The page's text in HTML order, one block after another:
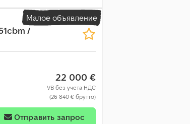
Малое объявление
/
22 000 €
VB без учета НДС
(26 840 € брутто)
Отправить запрос